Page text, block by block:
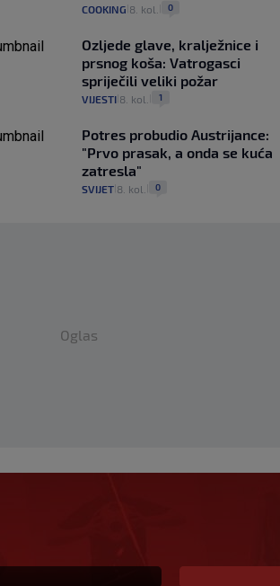
COOKING 8. kol. 0
Ozljede glave, kralježnice i
prsnog koša: Vatrogasci
spriječili veliki požar
VIJESTI| 8. kol. 1
Potres probudio Austrijance:
"Prvo prasak, a onda se kuća
zatresla"
SVIJET| 8. kol. 0
Oglas